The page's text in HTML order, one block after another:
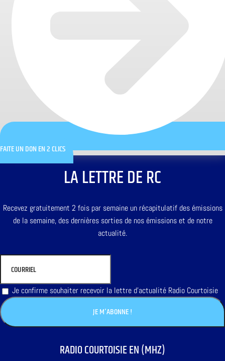
FAITE UN DON EN 2 CLICS
LA LETTRE DE RC
Recevez gratuitement 2 fois par semaine un récapitulatif des émissions
de la semaine, des dernières sorties de nos émissions et de notre
actualité.
Je confirme souhaiter recevoir la lettre d'actualité Radio Courtoisie
RADIO COURTOISIE EN (MHZ)